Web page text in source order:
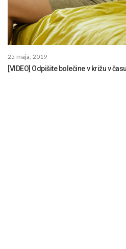
25 maja, 2019
[VIDEO] Odpišite bolečine v križu v